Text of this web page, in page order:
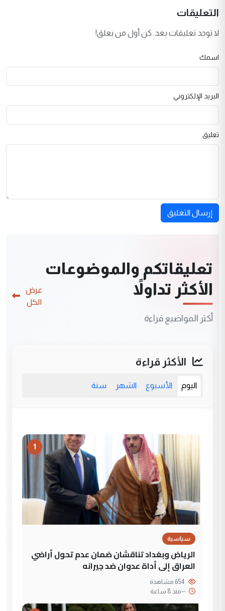
التعليقات
لا توجد تعليقات بعد. كن أول من يعلق!
اسمك
البريد الإلكتروني
تعليق
إرسال التعليق
تعليقاتكم والموضوعات
الأكثر تداولاً
أكثر المواضيع قراءة
عرض
الكل
الأكثر قراءة
اليوم الأسبوع الشهر سنة
1
سياسية
الرياض وبغداد تناقشان ضمان عدم تحول أراضي
العراق إلى أداة عدوان ضد جيرانه
--منذ 8 ساعة